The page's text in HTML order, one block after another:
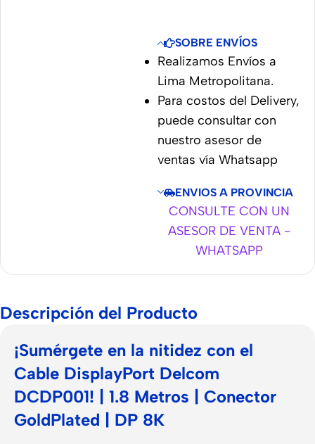
SOBRE ENVÍOS
Realizamos Envíos a
Lima Metropolitana.
Para costos del Delivery,
puede consultar con
nuestro asesor de
ventas vía Whatsapp
ENVIOS A PROVINCIA
CONSULTE CON UN
ASESOR DE VENTA -
WHATSAPP
Descripción del Producto
¡Sumérgete en la nitidez con el
Cable DisplayPort Delcom
DCDP001! | 1.8 Metros | Conector
GoldPlated | DP 8K